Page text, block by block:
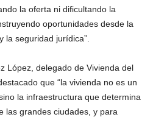
la oferta ni dificultando la
oportunidades desde la
la seguridad jurídica”.
López, delegado de Vivienda del
que “la vivienda no es un
la infraestructura que determina
las grandes ciudades, y para